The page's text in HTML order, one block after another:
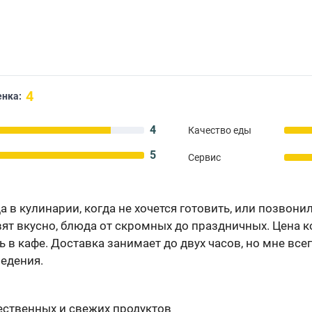
4
4 Качество еды
5 Сервис
кулинарии, когда не хочется готовить, или
вкусно, блюда от скромных до праздничных. Цена
кафе. Доставка занимает до двух часов, но мне
и свежих продуктов